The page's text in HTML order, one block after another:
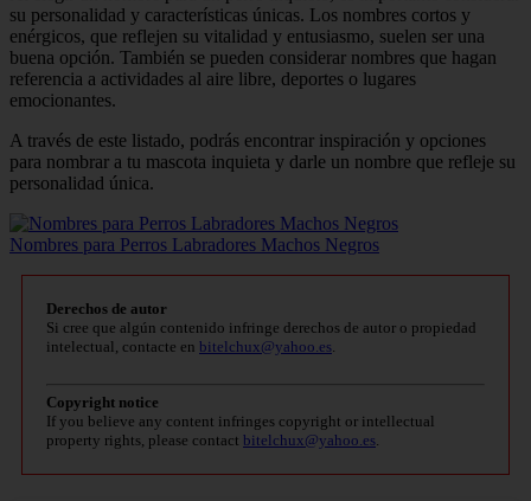
su personalidad y características únicas. Los nombres cortos y
enérgicos, que reflejen su vitalidad y entusiasmo, suelen ser una
buena opción. También se pueden considerar nombres que hagan
referencia a actividades al aire libre, deportes o lugares
emocionantes.
A través de este listado, podrás encontrar inspiración y opciones
para nombrar a tu mascota inquieta y darle un nombre que refleje su
personalidad única.
Nombres para Perros Labradores Machos Negros
Derechos de autor
Si cree que algún contenido infringe derechos de autor o propiedad
intelectual, contacte en bitelchux@yahoo.es.
Copyright notice
If you believe any content infringes copyright or intellectual
property rights, please contact bitelchux@yahoo.es.